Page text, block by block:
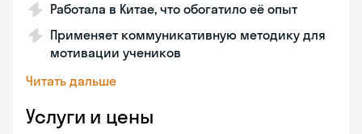
Работала в Китае, что обогатило её опыт
Применяет коммуникативную методику для
мотивации учеников
Читать дальше
Услуги и цены